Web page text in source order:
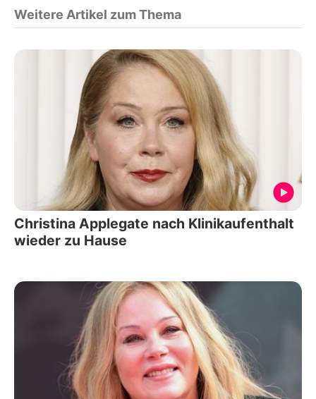
Weitere Artikel zum Thema
Christina Applegate nach Klinikaufenthalt
wieder zu Hause